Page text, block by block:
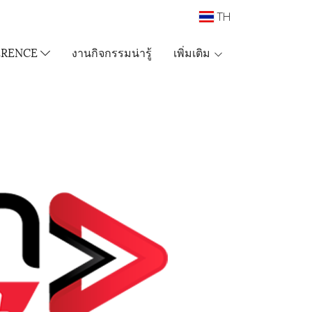
TH
งานกิจกรรมน่ารู้ เพิ่มเติม